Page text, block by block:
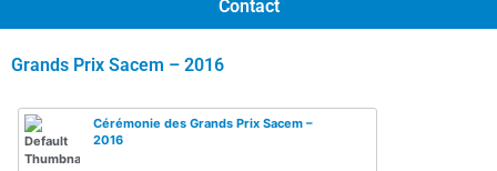
Contact
Grands Prix Sacem – 2016
Cérémonie des Grands Prix Sacem –
2016